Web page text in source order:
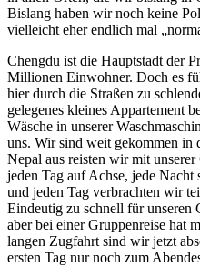
Bislang haben wir noch keine
vielleicht eher endlich mal
Chengdu ist die Hauptstadt der
Millionen Einwohner. Doch es
hier durch die Straßen zu
gelegenes kleines Appartement
Wäsche in unserer
uns. Wir sind weit gekommen in
Nepal aus reisten wir mit
jeden Tag auf Achse, jede
und jeden Tag verbrachten wir
Eindeutig zu schnell für unseren
aber bei einer Gruppenreise hat
langen Zugfahrt sind wir jetzt
ersten Tag nur noch zum